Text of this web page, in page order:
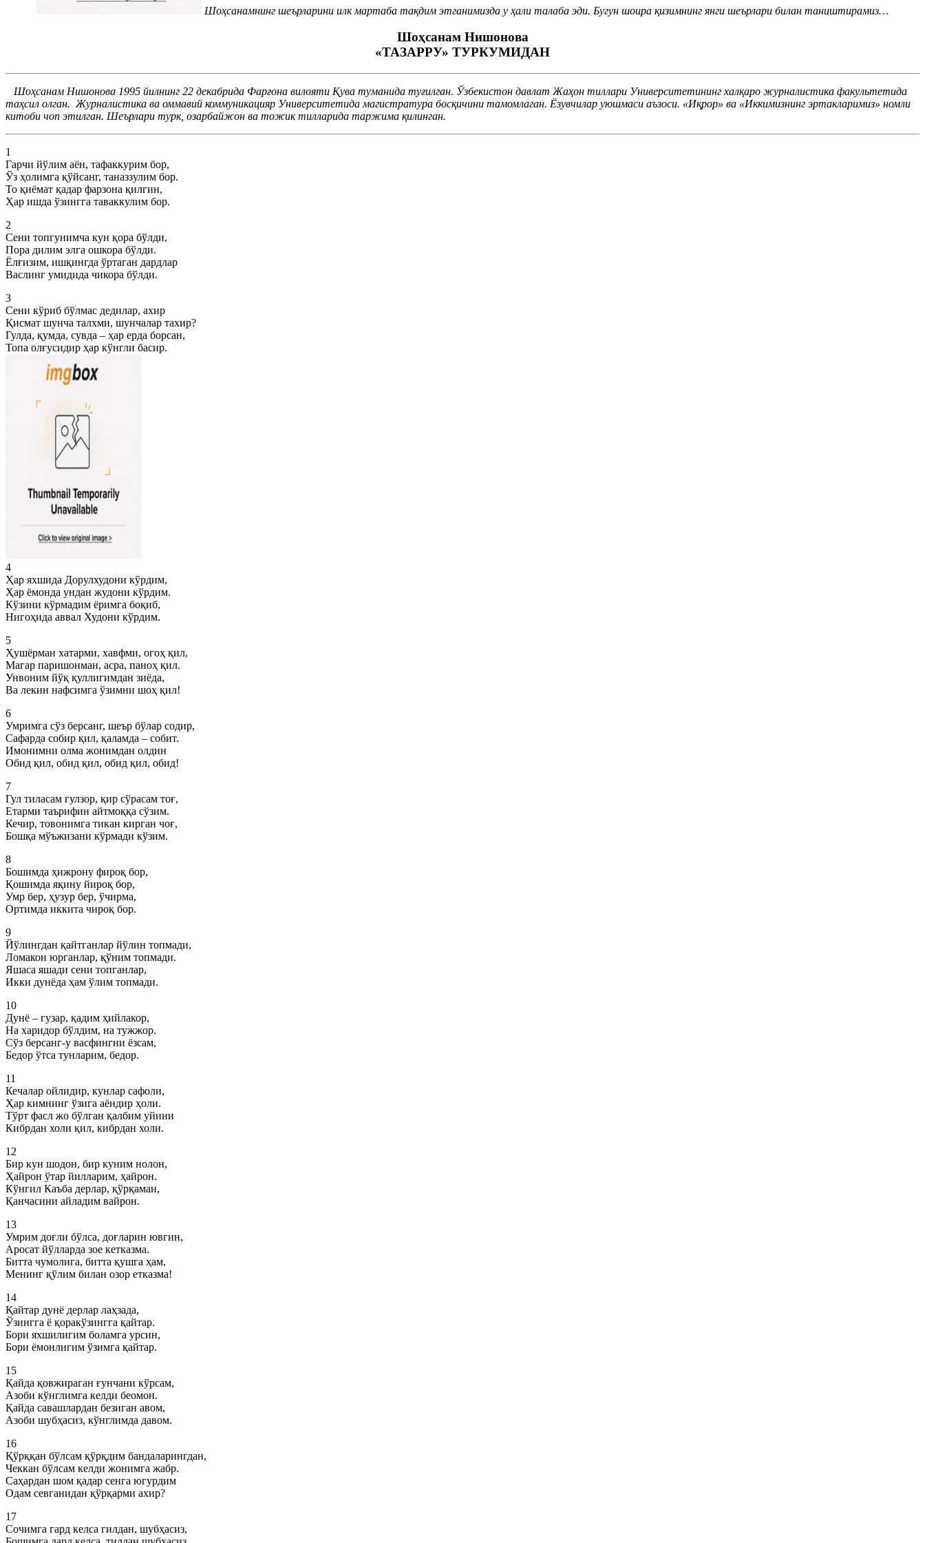
Шоҳсанамнинг шеърларини илк мартаба тақдим этганимизда у ҳали талаба эди. Бугун шоира қизимнинг янги шеърлари билан таништирамиз…
Шоҳсанам Нишонова
«ТАЗАРРУ» ТУРКУМИДАН
Шоҳсанам Нишонова 1995 йилнинг 22 декабрида Фарғона вилояти Қува туманида туғилган. Ўзбекистон давлат Жаҳон тиллари Университетининг халқаро журналистика факультетида
таҳсил олган. Журналистика ва оммавий коммуникацияр Университетида магистратура босқичини тамомлаган. Ёзувчилар уюшмаси аъзоси. «Иқрор» ва «Иккимизнинг эртакларимиз» номли
китоби чоп этилган. Шеърлари турк, озарбайжон ва тожик тилларида таржима қилинган.
1
Гарчи йўлим аён, тафаккурим бор,
Ўз ҳолимга қўйсанг, таназзулим бор.
То қиёмат қадар фарзона қилгин,
Ҳар ишда ўзингга таваккулим бор.
2
Сени топгунимча кун қора бўлди,
Пора дилим элга ошкора бўлди.
Ёлғизим, ишқингда ўртаган дардлар
Васлинг умидида чикора бўлди.
3
Сени кўриб бўлмас дедилар, ахир
Қисмат шунча талхми, шунчалар тахир?
Гулда, қумда, сувда – ҳар ерда борсан,
Топа олғусидир ҳар кўнгли басир.
4
Ҳар яхшида Дорулхудони кўрдим,
Ҳар ёмонда ундан жудони кўрдим.
Кўзини кўрмадим ёримга боқиб,
Нигоҳида аввал Худони кўрдим.
5
Ҳушёрман хатарми, хавфми, огоҳ қил,
Магар паришонман, асра, паноҳ қил.
Унвоним йўқ қуллигимдан зиёда,
Ва лекин нафсимга ўзимни шоҳ қил!
6
Умримга сўз берсанг, шеър бўлар содир,
Сафарда собир қил, қаламда – собит.
Имонимни олма жонимдан олдин
Обид қил, обид қил, обид қил, обид!
7
Гул тиласам гулзор, қир сўрасам тоғ,
Етарми таърифин айтмоққа сўзим.
Кечир, товонимга тикан кирган чоғ,
Бошқа мўъжизани кўрмади кўзим.
8
Бошимда ҳижрону фироқ бор,
Қошимда яқину йироқ бор,
Умр бер, ҳузур бер, ўчирма,
Ортимда иккита чироқ бор.
9
Йўлингдан қайтганлар йўлин топмади,
Ломакон юрганлар, қўним топмади.
Яшаса яшади сени топганлар,
Икки дунёда ҳам ўлим топмади.
10
Дунё – гузар, қадим ҳийлакор,
На харидор бўлдим, на тужжор.
Сўз берсанг-у васфингни ёзсам,
Бедор ўтса тунларим, бедор.
11
Кечалар ойлидир, кунлар сафоли,
Ҳар кимнинг ўзига аёндир ҳоли.
Тўрт фасл жо бўлган қалбим уйини
Кибрдан холи қил, кибрдан холи.
12
Бир кун шодон, бир куним нолон,
Ҳайрон ўтар йилларим, ҳайрон.
Кўнгил Каъба дерлар, қўрқаман,
Қанчасини айладим вайрон.
13
Умрим доғли бўлса, доғларин ювгин,
Аросат йўлларда зое кетказма.
Битта чумолига, битта қушга ҳам,
Менинг қўлим билан озор етказма!
14
Қайтар дунё дерлар лаҳзада,
Ўзингга ё қоракўзингга қайтар.
Бори яхшилигим боламга урсин,
Бори ёмонлигим ўзимга қайтар.
15
Қайда қовжираган ғунчани кўрсам,
Азоби кўнглимга келди беомон.
Қайда савашлардан безиган авом,
Азоби шубҳасиз, кўнглимда давом.
16
Қўрққан бўлсам қўрқдим бандаларингдан,
Чеккан бўлсам келди жонимга жабр.
Саҳардан шом қадар сенга югурдим
Одам севганидан қўрқарми ахир?
17
Сочимга гард келса гилдан, шубҳасиз,